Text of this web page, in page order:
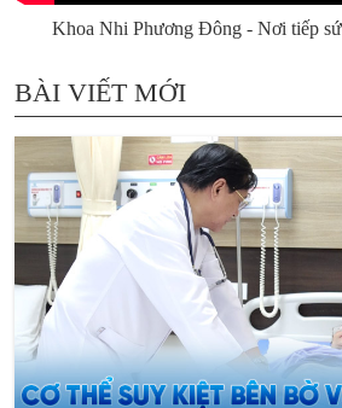
Khoa Nhi Phương Đông - Nơi tiếp
BÀI VIẾT MỚI